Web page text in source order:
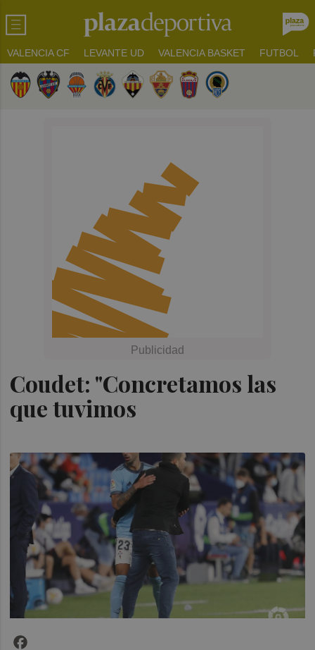
VALENCIA CF LEVANTE UD VALENCIA BASKET FUTBOL
Coudet: "Concretamos las
que tuvimos